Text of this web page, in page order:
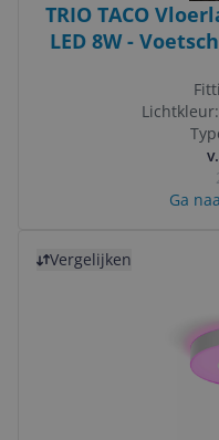
TRIO TACO
LED 8W -
Lichtkleur:
Ga
Vergelijken